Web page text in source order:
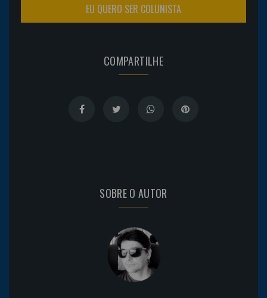
EU QUERO SER COLUNISTA
COMPARTILHE
SOBRE O AUTOR